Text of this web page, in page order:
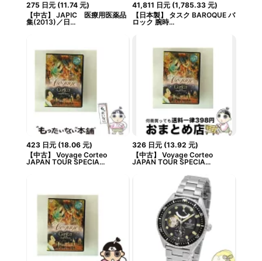
275 日元(11.74 元)
【中古】 JAPIC 医療用医薬品
集(2013)／日...
41,811 日元 (1,785.33 元)
【日本製】 タスク BAROQUE バ
ロック 腕時...
423 日元(18.06 元)
【中古】 Voyage Corteo
JAPAN TOUR SPECIA...
326 日元 (13.92 元)
【中古】 Voyage Corteo
JAPAN TOUR SPECIA...